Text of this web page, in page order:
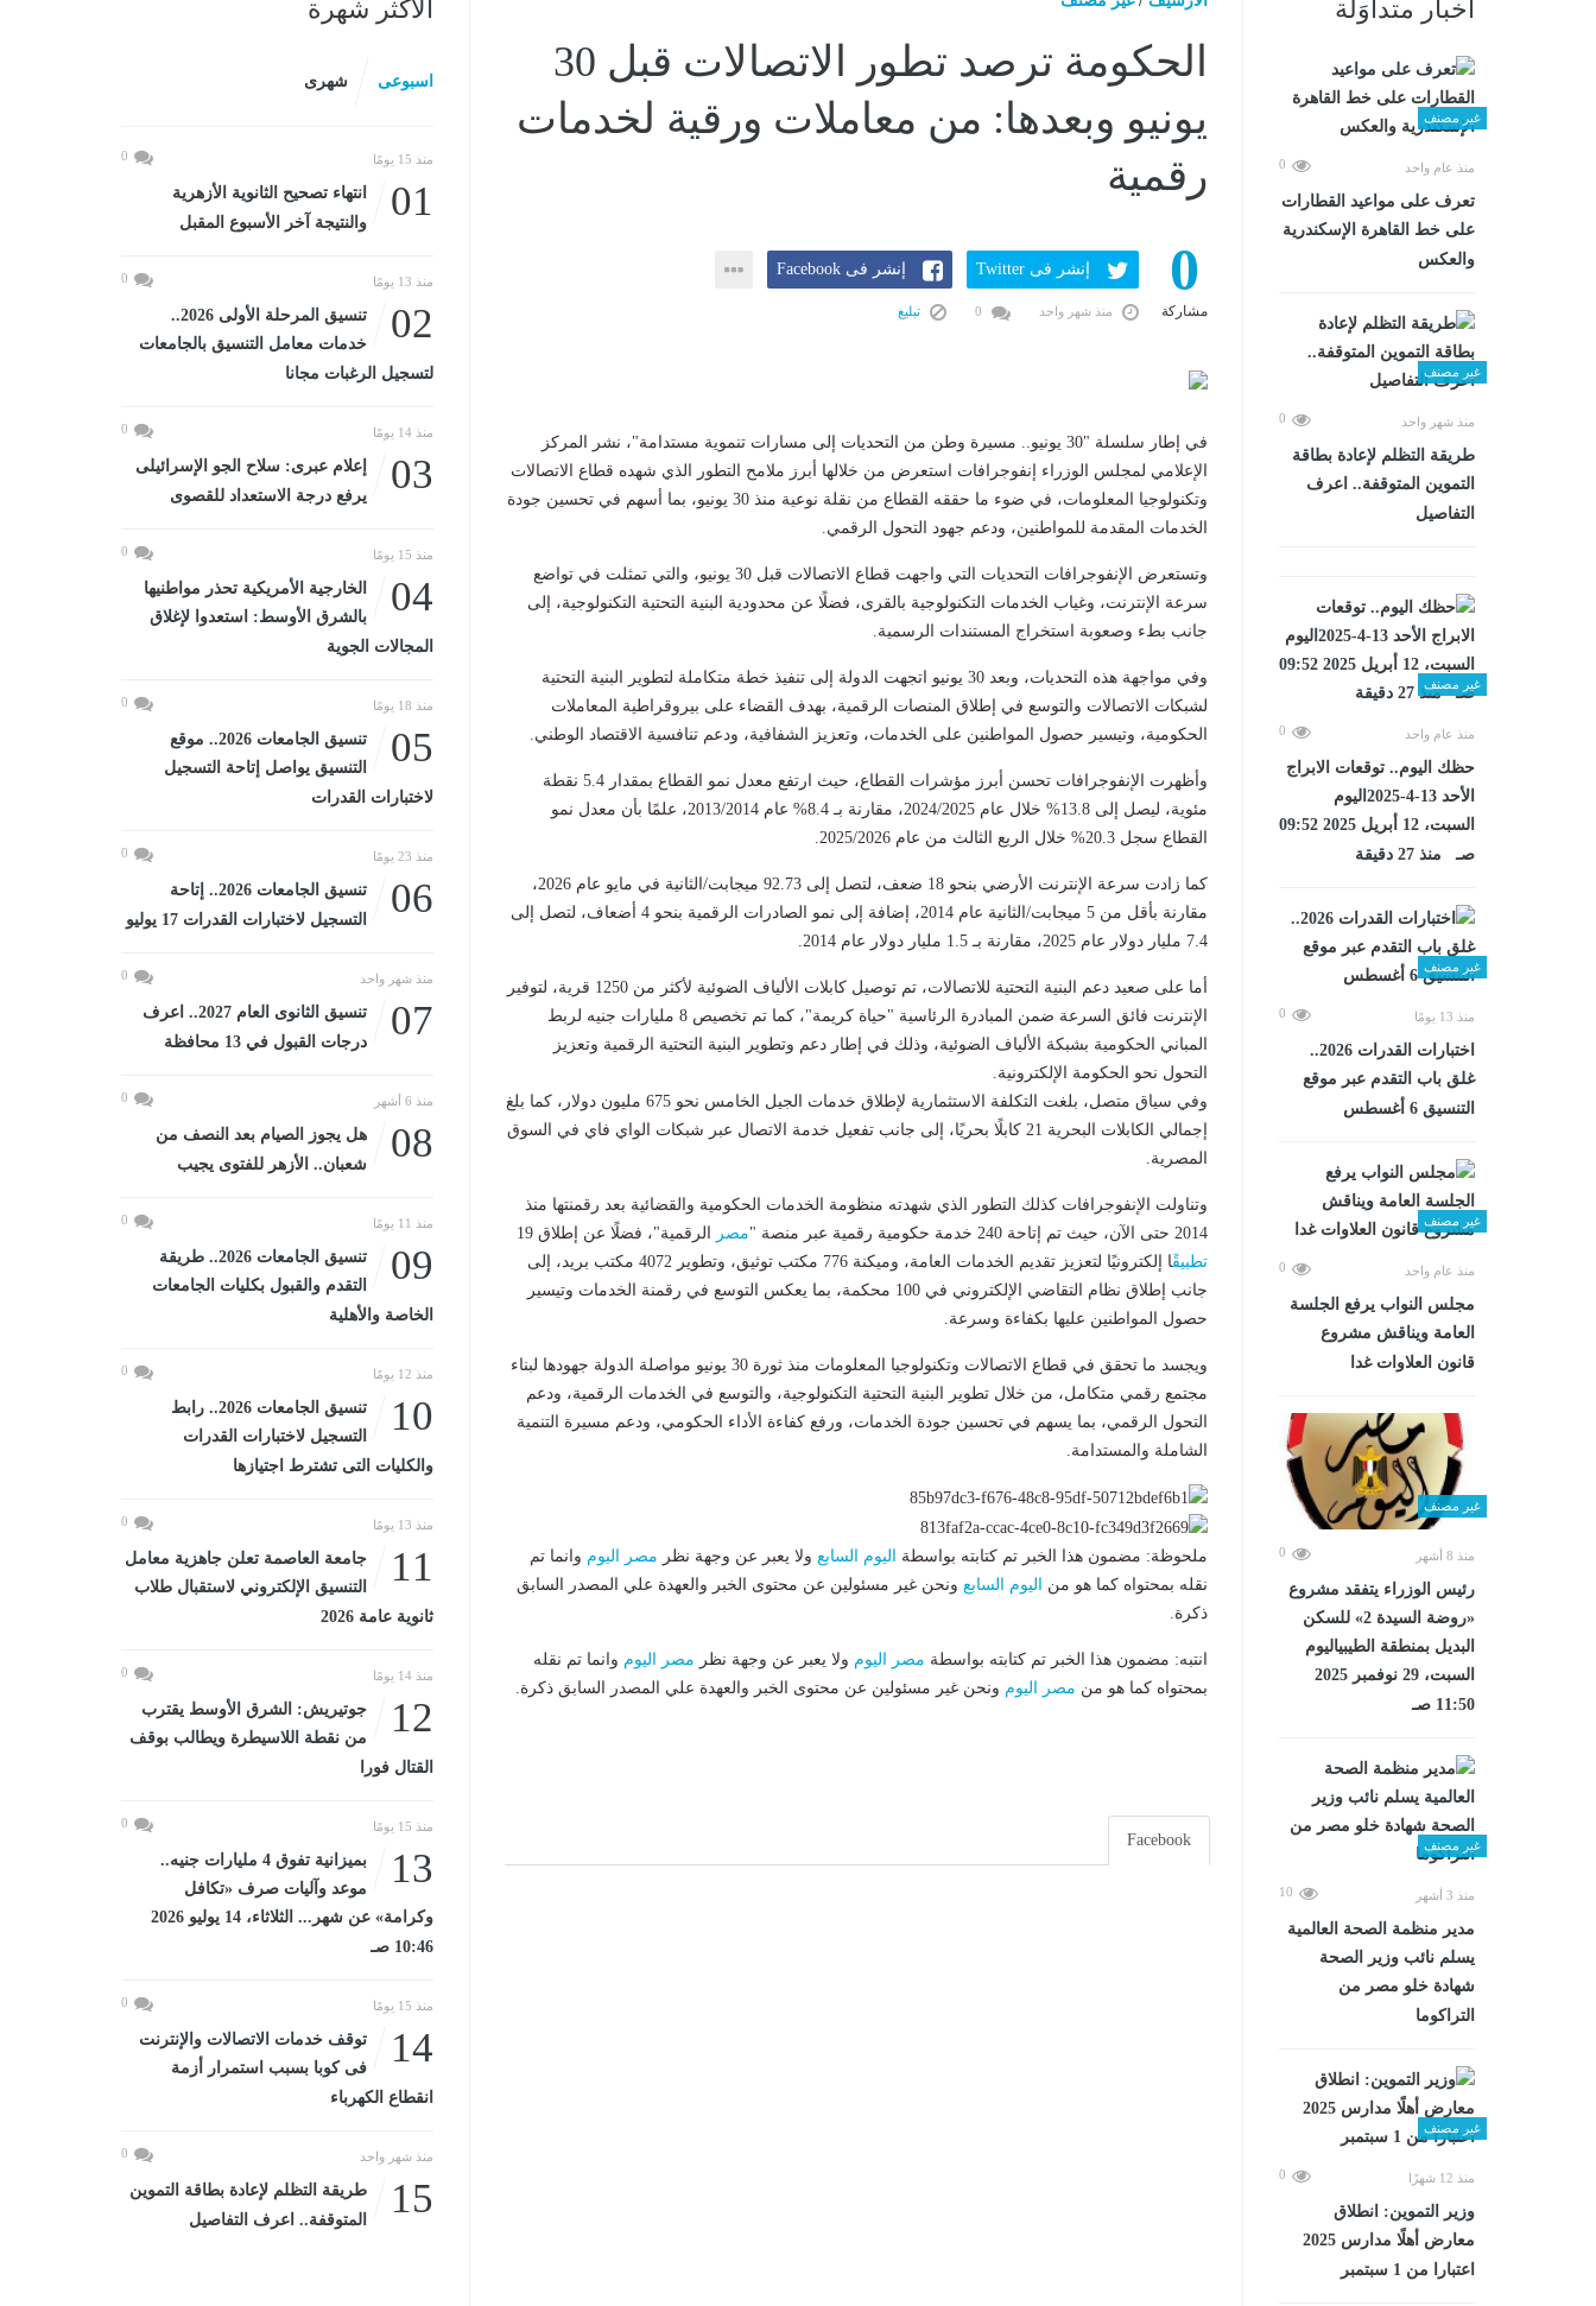
أخبار متداوَلة
غير مصنف
منذ عام واحد 0
تعرف على مواعيد القطارات
على خط القاهرة الإسكندرية
والعكس
غير مصنف
منذ شهر واحد 0
طريقة التظلم لإعادة بطاقة
التموين المتوقفة.. اعرف
التفاصيل
غير مصنف
منذ عام واحد 0
حظك اليوم.. توقعات الابراج
الأحد 13-4-2025اليوم
السبت، 12 أبريل 2025 09:52
صـ منذ 27 دقيقة
غير مصنف
منذ 13 يومًا 0
اختبارات القدرات 2026..
غلق باب التقدم عبر موقع
التنسيق 6 أغسطس
غير مصنف
منذ عام واحد 0
مجلس النواب يرفع الجلسة
العامة ويناقش مشروع
قانون العلاوات غدا
غير مصنف
منذ 8 أشهر 0
رئيس الوزراء يتفقد مشروع
«روضة السيدة 2» للسكن
البديل بمنطقة الطيبياليوم
السبت، 29 نوفمبر 2025
11:50 صـ
غير مصنف
منذ 3 أشهر 10
مدير منظمة الصحة العالمية
يسلم نائب وزير الصحة
شهادة خلو مصر من
التراكوما
غير مصنف
منذ 12 شهرًا 0
وزير التموين: انطلاق
معارض أهلًا مدارس 2025
اعتبارا من 1 سبتمبر
الحكومة ترصد تطور الاتصالات قبل 30
يونيو وبعدها: من معاملات ورقية لخدمات
رقمية
0
مشاركة
إنشر فى Twitter إنشر فى Facebook
منذ شهر واحد تبليغ
في إطار سلسلة "30 يونيو.. مسيرة وطن من التحديات إلى مسارات تنموية مستدامة"، نشر المركز
الإعلامي لمجلس الوزراء إنفوجرافات استعرض من خلالها أبرز ملامح التطور الذي شهده قطاع الاتصالات
وتكنولوجيا المعلومات، في ضوء ما حققه القطاع من نقلة نوعية منذ 30 يونيو، بما أسهم في تحسين جودة
الخدمات المقدمة للمواطنين، ودعم جهود التحول الرقمي.
وتستعرض الإنفوجرافات التحديات التي واجهت قطاع الاتصالات قبل 30 يونيو، والتي تمثلت في تواضع
سرعة الإنترنت، وغياب الخدمات التكنولوجية بالقرى، فضلًا عن محدودية البنية التحتية التكنولوجية، إلى
جانب بطء وصعوبة استخراج المستندات الرسمية.
وفي مواجهة هذه التحديات، وبعد 30 يونيو اتجهت الدولة إلى تنفيذ خطة متكاملة لتطوير البنية التحتية
لشبكات الاتصالات والتوسع في إطلاق المنصات الرقمية، بهدف القضاء على بيروقراطية المعاملات
الحكومية، وتيسير حصول المواطنين على الخدمات، وتعزيز الشفافية، ودعم تنافسية الاقتصاد الوطني.
وأظهرت الإنفوجرافات تحسن أبرز مؤشرات القطاع، حيث ارتفع معدل نمو القطاع بمقدار 5.4 نقطة
مئوية، ليصل إلى 13.8% خلال عام 2024/2025، مقارنة بـ 8.4% عام 2013/2014، علمًا بأن معدل نمو
القطاع سجل 20.3% خلال الربع الثالث من عام 2025/2026.
كما زادت سرعة الإنترنت الأرضي بنحو 18 ضعف، لتصل إلى 92.73 ميجابت/الثانية في مايو عام 2026،
مقارنة بأقل من 5 ميجابت/الثانية عام 2014، إضافة إلى نمو الصادرات الرقمية بنحو 4 أضعاف، لتصل إلى
7.4 مليار دولار عام 2025، مقارنة بـ 1.5 مليار دولار عام 2014.
أما على صعيد دعم البنية التحتية للاتصالات، تم توصيل كابلات الألياف الضوئية لأكثر من 1250 قرية، لتوفير
الإنترنت فائق السرعة ضمن المبادرة الرئاسية "حياة كريمة"، كما تم تخصيص 8 مليارات جنيه لربط
المباني الحكومية بشبكة الألياف الضوئية، وذلك في إطار دعم وتطوير البنية التحتية الرقمية وتعزيز
التحول نحو الحكومة الإلكترونية.
وفي سياق متصل، بلغت التكلفة الاستثمارية لإطلاق خدمات الجيل الخامس نحو 675 مليون دولار، كما بلغ
إجمالي الكابلات البحرية 21 كابلًا بحريًا، إلى جانب تفعيل خدمة الاتصال عبر شبكات الواي فاي في السوق
المصرية.
وتناولت الإنفوجرافات كذلك التطور الذي شهدته منظومة الخدمات الحكومية والقضائية بعد رقمنتها منذ
2014 حتى الآن، حيث تم إتاحة 240 خدمة حكومية رقمية عبر منصة "
مصر
الرقمية"، فضلًا عن إطلاق 19
تطبيق
ًا إلكترونيًا لتعزيز تقديم الخدمات العامة، وميكنة 776 مكتب توثيق، وتطوير 4072 مكتب بريد، إلى
جانب إطلاق نظام التقاضي الإلكتروني في 100 محكمة، بما يعكس التوسع في رقمنة الخدمات وتيسير
حصول المواطنين عليها بكفاءة وسرعة.
ويجسد ما تحقق في قطاع الاتصالات وتكنولوجيا المعلومات منذ ثورة 30 يونيو مواصلة الدولة جهودها لبناء
مجتمع رقمي متكامل، من خلال تطوير البنية التحتية التكنولوجية، والتوسع في الخدمات الرقمية، ودعم
التحول الرقمي، بما يسهم في تحسين جودة الخدمات، ورفع كفاءة الأداء الحكومي، ودعم مسيرة التنمية
الشاملة والمستدامة.
ملحوظة: مضمون هذا الخبر تم كتابته بواسطة اليوم السابع ولا يعبر عن وجهة نظر مصر اليوم وانما تم
نقله بمحتواه كما هو من اليوم السابع ونحن غير مسئولين عن محتوى الخبر والعهدة علي المصدر السابق
ذكرة.
انتبه: مضمون هذا الخبر تم كتابته بواسطة مصر اليوم ولا يعبر عن وجهة نظر مصر اليوم وانما تم نقله
بمحتواه كما هو من مصر اليوم ونحن غير مسئولين عن محتوى الخبر والعهدة علي المصدر السابق ذكرة.
Facebook
الأكثر شهرة
اسبوعى شهرى
منذ 15 يومًا 0
01
انتهاء تصحيح الثانوية الأزهرية
والنتيجة آخر الأسبوع المقبل
منذ 13 يومًا 0
02
تنسيق المرحلة الأولى 2026..
خدمات معامل التنسيق بالجامعات
لتسجيل الرغبات مجانا
منذ 14 يومًا 0
03
إعلام عبرى: سلاح الجو الإسرائيلى
يرفع درجة الاستعداد للقصوى
منذ 15 يومًا 0
04
الخارجية الأمريكية تحذر مواطنيها
بالشرق الأوسط: استعدوا لإغلاق
المجالات الجوية
منذ 18 يومًا 0
05
تنسيق الجامعات 2026.. موقع
التنسيق يواصل إتاحة التسجيل
لاختبارات القدرات
منذ 23 يومًا 0
06
تنسيق الجامعات 2026.. إتاحة
التسجيل لاختبارات القدرات 17 يوليو
منذ شهر واحد 0
07
تنسيق الثانوى العام 2027.. اعرف
درجات القبول في 13 محافظة
منذ 6 أشهر 0
08
هل يجوز الصيام بعد النصف من
شعبان.. الأزهر للفتوى يجيب
منذ 11 يومًا 0
09
تنسيق الجامعات 2026.. طريقة
التقدم والقبول بكليات الجامعات
الخاصة والأهلية
منذ 12 يومًا 0
10
تنسيق الجامعات 2026.. رابط
التسجيل لاختبارات القدرات
والكليات التى تشترط اجتيازها
منذ 13 يومًا 0
11
جامعة العاصمة تعلن جاهزية معامل
التنسيق الإلكتروني لاستقبال طلاب
ثانوية عامة 2026
منذ 14 يومًا 0
12
جوتيريش: الشرق الأوسط يقترب
من نقطة اللاسيطرة ويطالب بوقف
القتال فورا
منذ 15 يومًا 0
13
بميزانية تفوق 4 مليارات جنيه..
موعد وآليات صرف «تكافل
وكرامة» عن شهر... الثلاثاء، 14 يوليو 2026
10:46 صـ
منذ 15 يومًا 0
14
توقف خدمات الاتصالات والإنترنت
فى كوبا بسبب استمرار أزمة
انقطاع الكهرباء
منذ شهر واحد 0
15
طريقة التظلم لإعادة بطاقة التموين
المتوقفة.. اعرف التفاصيل